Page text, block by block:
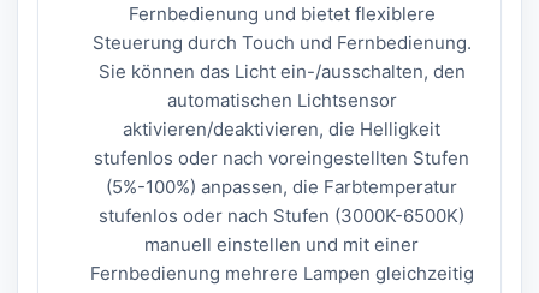
Fernbedienung und bietet flexiblere
Steuerung durch Touch und Fernbedienung.
Sie können das Licht ein-/ausschalten, den
automatischen Lichtsensor
aktivieren/deaktivieren, die Helligkeit
stufenlos oder nach voreingestellten Stufen
(5%-100%) anpassen, die Farbtemperatur
stufenlos oder nach Stufen (3000K-6500K)
manuell einstellen und mit einer
Fernbedienung mehrere Lampen gleichzeitig